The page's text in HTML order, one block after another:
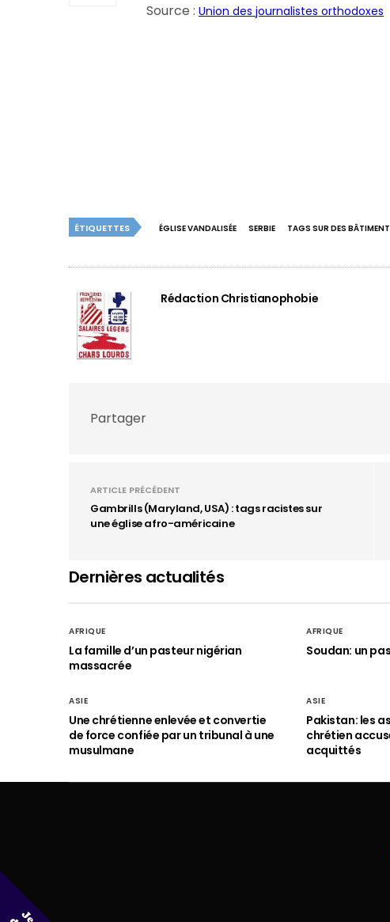
Source :Union des journalistes orthodoxes
ÉTIQUETTES ÉGLISE VANDALISÉE SERBIE TAGS SUR DES
Rédaction Christianophobie
Partager
ARTICLE PRÉCÉDENT
Gambrills (Maryland, USA) : tags racistes sur
une église afro-américaine
Dernières actualités
AFRIQUE
La famille d’un pasteur nigérian
massacrée
AFRIQUE
Soudan: un
ASIE
Une chrétienne enlevée et convertie
de force confiée par un tribunal à une
musulmane
ASIE
Pakistan: les
chrétien
acquittés